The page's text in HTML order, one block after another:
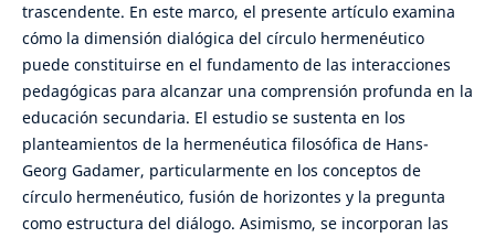
trascendente. En este marco, el presente artículo examina
cómo la dimensión dialógica del círculo hermenéutico
puede constituirse en el fundamento de las interacciones
pedagógicas para alcanzar una comprensión profunda en la
educación secundaria. El estudio se sustenta en los
planteamientos de la hermenéutica filosófica de Hans-
Georg Gadamer, particularmente en los conceptos de
círculo hermenéutico, fusión de horizontes y la pregunta
como estructura del diálogo. Asimismo, se incorporan las